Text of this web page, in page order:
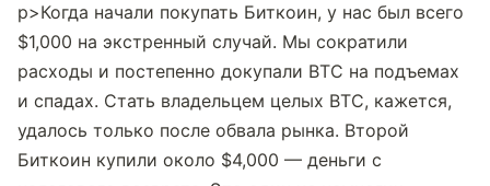
p>Когда начали покупать Биткоин, у нас был всего
$1,000 на экстренный случай. Мы сократили
расходы и постепенно докупали BTC на подъемах
и спадах. Стать владельцем целых BTC, кажется,
удалось только после обвала рынка. Второй
Биткоин купили около $4,000 — деньги с